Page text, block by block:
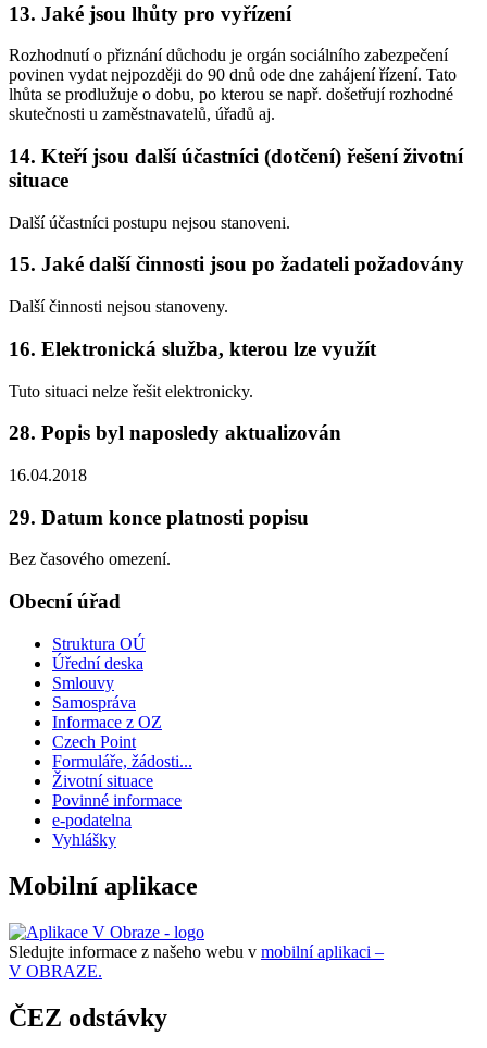
13. Jaké jsou lhůty pro vyřízení
Rozhodnutí o přiznání důchodu je orgán sociálního zabezpečení
povinen vydat nejpozději do 90 dnů ode dne zahájení řízení. Tato
lhůta se prodlužuje o dobu, po kterou se např. došetřují rozhodné
skutečnosti u zaměstnavatelů, úřadů aj.
14. Kteří jsou další účastníci (dotčení) řešení životní
situace
Další účastníci postupu nejsou stanoveni.
15. Jaké další činnosti jsou po žadateli požadovány
Další činnosti nejsou stanoveny.
16. Elektronická služba, kterou lze využít
Tuto situaci nelze řešit elektronicky.
28. Popis byl naposledy aktualizován
16.04.2018
29. Datum konce platnosti popisu
Bez časového omezení.
Obecní úřad
Struktura OÚ
Úřední deska
Smlouvy
Samospráva
Informace z OZ
Czech Point
Formuláře, žádosti...
Životní situace
Povinné informace
e-podatelna
Vyhlášky
Mobilní aplikace
Sledujte informace z našeho webu v mobilní aplikaci –
V OBRAZE.
ČEZ odstávky